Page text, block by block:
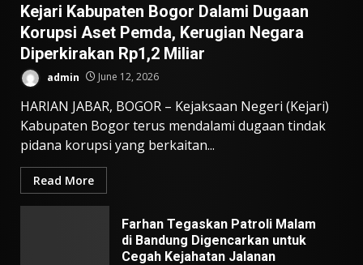
Kejari Kabupaten Bogor Dalami Dugaan
Korupsi Aset Pemda, Kerugian Negara
Diperkirakan Rp1,2 Miliar
admin June 12, 2026
HARIAN JABAR, BOGOR – Kejaksaan Negeri (Kejari)
Kabupaten Bogor terus mendalami dugaan tindak
pidana korupsi yang berkaitan...
Read More
Farhan Tegaskan Patroli Malam
di Bandung Digencarkan untuk
Cegah Kejahatan Jalanan